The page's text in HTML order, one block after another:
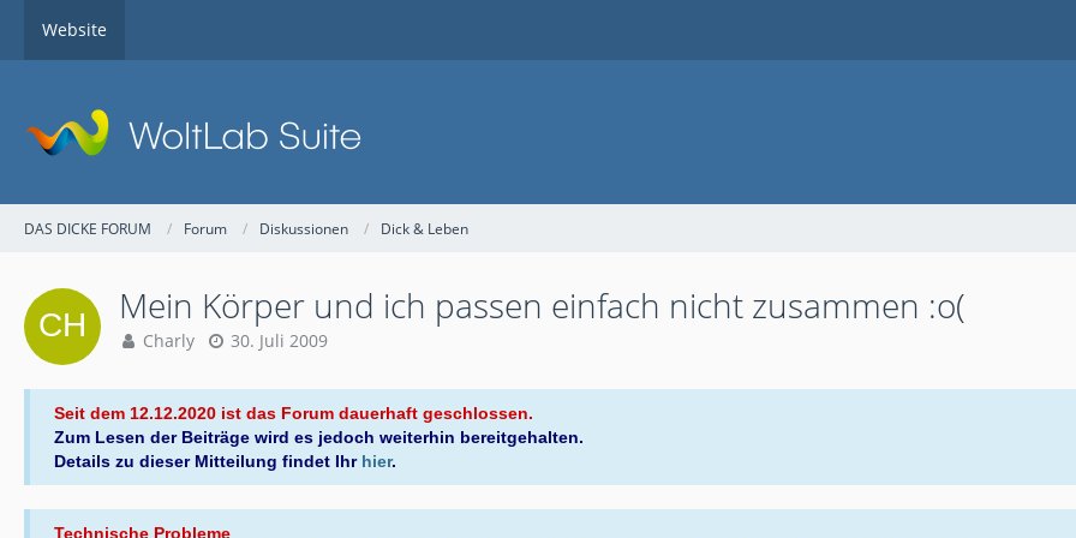
Website
DAS DICKE FORUM Forum Diskussionen Dick & Leben
Mein Körper und ich passen einfach nicht zusammen :o(
Charly 30. Juli 2009
Seit dem 12.12.2020 ist das Forum dauerhaft geschlossen.
Zum Lesen der Beiträge wird es jedoch weiterhin bereitgehalten.
Details zu dieser Mitteilung findet Ihr hier.
Technische Probleme